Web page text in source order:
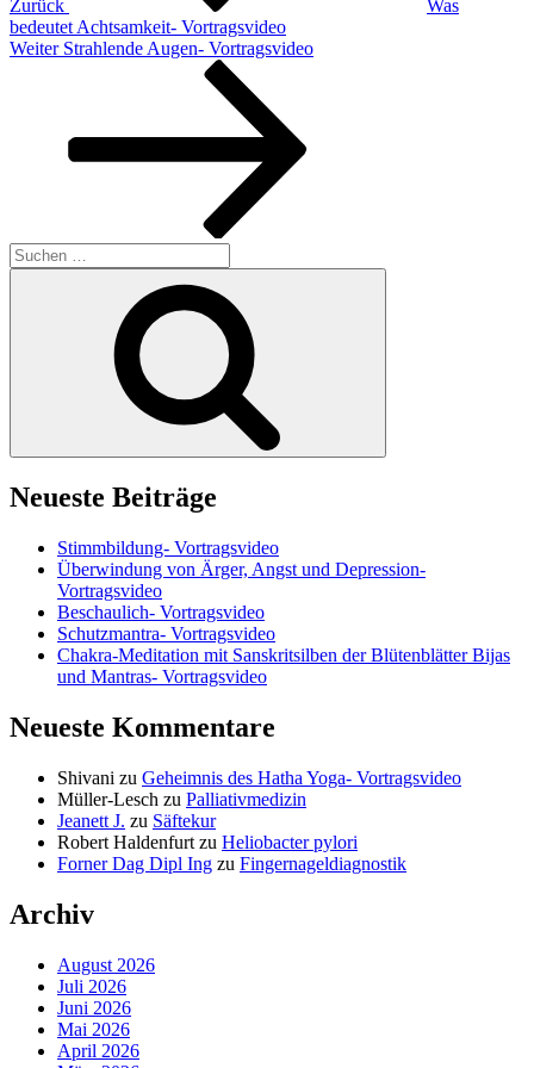
Zurück
Was
bedeutet Achtsamkeit- Vortragsvideo
Nächster
Weiter Strahlende Augen- Vortragsvideo
Suchen
nach:
Neueste Beiträge
Stimmbildung- Vortragsvideo
Überwindung von Ärger, Angst und Depression-
Vortragsvideo
Beschaulich- Vortragsvideo
Schutzmantra- Vortragsvideo
Chakra-Meditation mit Sanskritsilben der Blütenblätter Bijas
und Mantras- Vortragsvideo
Neueste Kommentare
Shivani zu Geheimnis des Hatha Yoga- Vortragsvideo
Müller-Lesch zu Palliativmedizin
Jeanett J. zu Säftekur
Robert Haldenfurt zu Heliobacter pylori
Forner Dag Dipl Ing zu Fingernageldiagnostik
Archiv
August 2026
Juli 2026
Juni 2026
Mai 2026
April 2026